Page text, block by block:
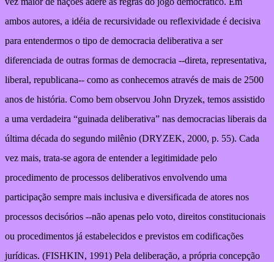
ambos autores, a idéia de recursividade ou reflexividade é decisiva
para entendermos o tipo de democracia deliberativa a ser
diferenciada de outras formas de democracia --direta, representativa,
liberal, republicana-- como as conhecemos através de mais de 2500
anos de história. Como bem observou John Dryzek, temos assistido
a uma verdadeira “guinada deliberativa” nas democracias liberais da
última década do segundo milênio (DRYZEK, 2000, p. 55). Cada
vez mais, trata-se agora de entender a legitimidade pelo
procedimento de processos deliberativos envolvendo uma
participação sempre mais inclusiva e diversificada de atores nos
processos decisórios --não apenas pelo voto, direitos constitucionais
ou procedimentos já estabelecidos e previstos em codificações
jurídicas. (FISHKIN, 1991) Pela deliberação, a própria concepção